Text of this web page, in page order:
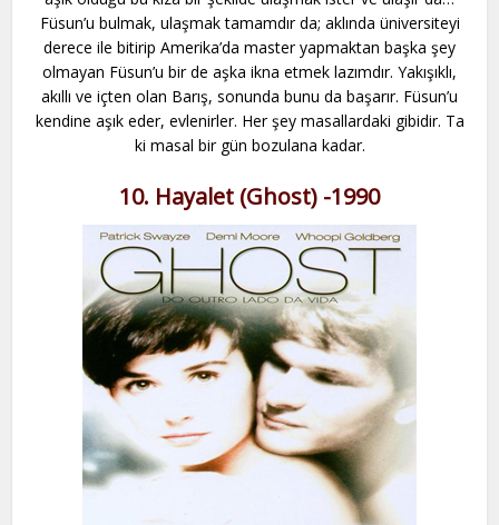
Füsun’u bulmak, ulaşmak tamamdır da; aklında üniversiteyi
derece ile bitirip Amerika’da master yapmaktan başka şey
olmayan Füsun’u bir de aşka ikna etmek lazımdır. Yakışıklı,
akıllı ve içten olan Barış, sonunda bunu da başarır. Füsun’u
kendine aşık eder, evlenirler. Her şey masallardaki gibidir. Ta
ki masal bir gün bozulana kadar.
10. Hayalet (Ghost) -1990